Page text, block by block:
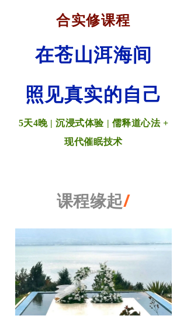
合实修课程
在苍山洱海间
照见真实的自己
5天4晚 | 沉浸式体验 | 儒释道心法 +
现代催眠技术
课程缘起/